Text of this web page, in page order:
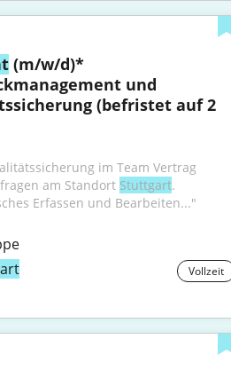
(m/w/d)*
und
(befristet auf 2
im Team Vertrag
am Standort Stuttgart.
Erfassen und Bearbeiten..."
Vollzeit